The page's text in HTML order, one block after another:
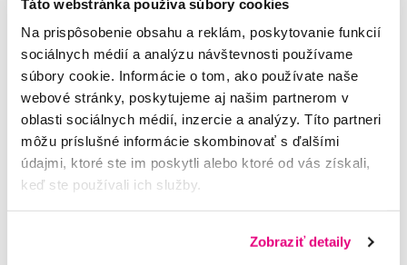
Táto webstránka používa súbory cookies
Na prispôsobenie obsahu a reklám, poskytovanie funkcií
sociálnych médií a analýzu návštevnosti používame
súbory cookie. Informácie o tom, ako používate naše
webové stránky, poskytujeme aj našim partnerom v
oblasti sociálnych médií, inzercie a analýzy. Títo partneri
môžu príslušné informácie skombinovať s ďalšími
údajmi, ktoré ste im poskytli alebo ktoré od vás získali,
keď ste používali ich služby.
Zobraziť detaily
Tebodont gél, 18 ml
7,90 €